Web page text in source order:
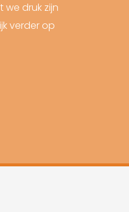
we druk zijn
verder op